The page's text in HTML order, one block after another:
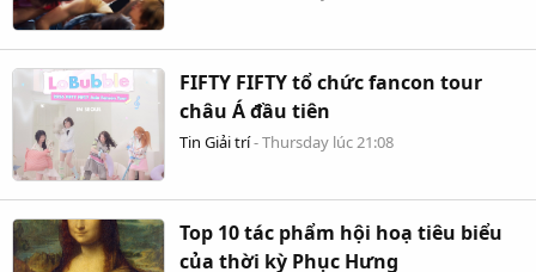
nhất làm nên tên tuổi bất tử của Nguyễn Du chính là “Truyện
Kiều” sáng tác bằng chữ Nôm gồm 3.254 câu thơ lục bát. Tác
phẩm được lấy cảm hứng từ Kim Vân Kiều truyện của Thanh
Tâm Tài Nhân (Trung Quốc), nhưng Nguyễn Du đã Việt hóa
hoàn toàn nội dung và tinh thần, biến tác phẩm thành một
thiên truyện thơ mang linh hồn Việt Nam. Qua số phận éo le
của nàng Kiều – một người con gái tài sắc nhưng chịu nhiều
bất hạnh, Nguyễn Du đã gửi gắm triết lý nhân sinh sâu sắc và
thể hiện tinh thần nhân đạo cao cả, xót thương cho những
kiếp người bị chà đạp trong xã hội phong kiến.
FIFTY FIFTY tổ chức fancon tour
châu Á đầu tiên
Tin Giải trí-Thursday lúc 21:08
Top 10 tác phẩm hội hoạ tiêu biểu
của thời kỳ Phục Hưng